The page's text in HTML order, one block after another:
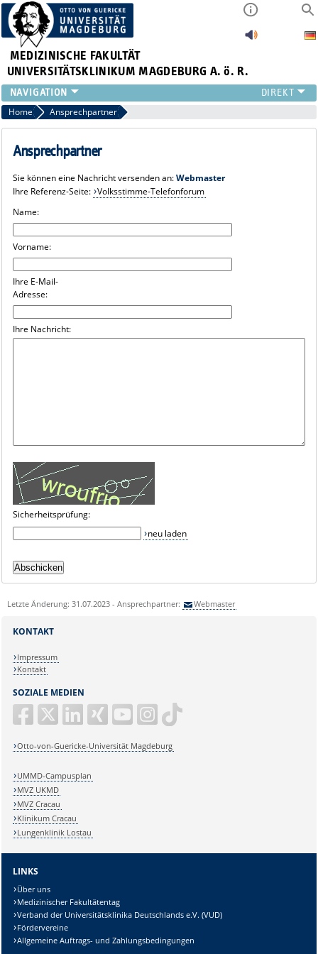
MEDIZINISCHE FAKULTÄT
UNIVERSITÄTSKLINIKUM MAGDEBURG A. ö. R.
INSTITUTE
KLINIKEN
ZENTRALE EINRICHTUNGEN
PRESSE
INTERNATIONAL
INTRANET
Home Ansprechpartner
Ansprechpartner
Sie können eine Nachricht versenden an:Webmaster
Ihre Referenz-Seite: Volksstimme-Telefonforum
Name:
Vorname:
Ihre E-Mail-
Adresse:
Ihre Nachricht:
Sicherheitsprüfung:
neu laden
Letzte Änderung: 31.07.2023 - Ansprechpartner: Webmaster
SOZIALE MEDIEN
Otto-von-Guericke-Universität Magdeburg
KONTAKT
Impressum
Kontakt
UMMD-Campusplan
MVZ UKMD
MVZ Cracau
Klinikum Cracau
Lungenklinik Lostau
LINKS
Über uns
Medizinischer Fakultätentag
Verband der Universitätsklinika Deutschlands e.V. (VUD)
Fördervereine
Allgemeine Auftrags- und Zahlungsbedingungen